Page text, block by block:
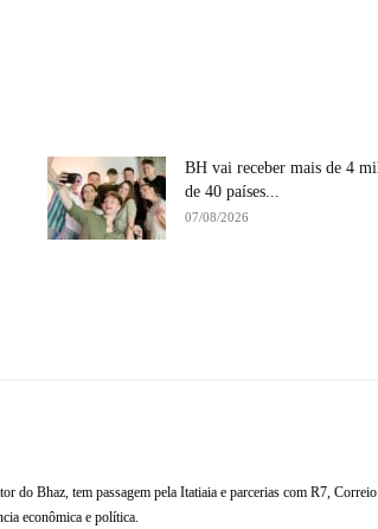
BH vai receber mais de 4
de 40 países...
07/08/2026
Bhaz, tem passagem pela Itatiaia e parcerias com R7, Correio
econômica e política.